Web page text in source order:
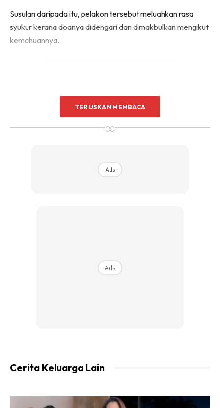
Susulan daripada itu, pelakon tersebut meluahkan rasa
syukur kerana doanya didengari dan dimakbulkan mengikut
kemahuannya.
TERUSKAN MEMBACA
∞
Ads
Ads
Cerita Keluarga Lain